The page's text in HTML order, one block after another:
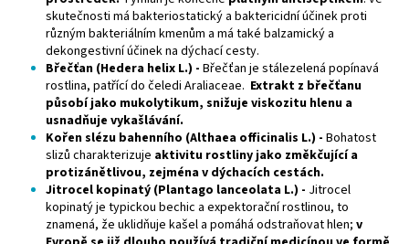
skutečnosti má bakteriostatický a baktericidní účinek proti
různým bakteriálním kmenům a má také balzamický a
dekongestivní účinek na dýchací cesty.
Břečťan (Hedera helix L.) - Břečťan je stálezelená popínavá
rostlina, patřící do čeledi Araliaceae. Extrakt z břečťanu
působí jako mukolytikum, snižuje viskozitu hlenu a
usnadňuje vykašlávání.
Kořen slézu bahenního (Althaea officinalis L.) - Bohatost
slizů charakterizuje aktivitu rostliny jako změkčující a
protizánětlivou, zejména v dýchacích cestách.
Jitrocel kopinatý (Plantago lanceolata L.) - Jitrocel
kopinatý je typickou bechic a expektorační rostlinou, to
znamená, že uklidňuje kašel a pomáhá odstraňovat hlen; v